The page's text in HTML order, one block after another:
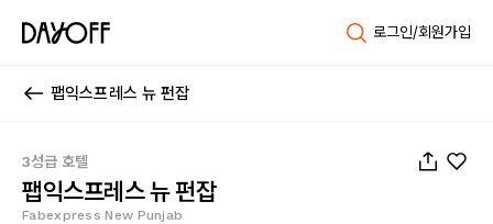
로그인/회원가입
팹익스프레스 뉴 펀잡
3성급 호텔
팹익스프레스 뉴 펀잡
Fabexpress New Punjab